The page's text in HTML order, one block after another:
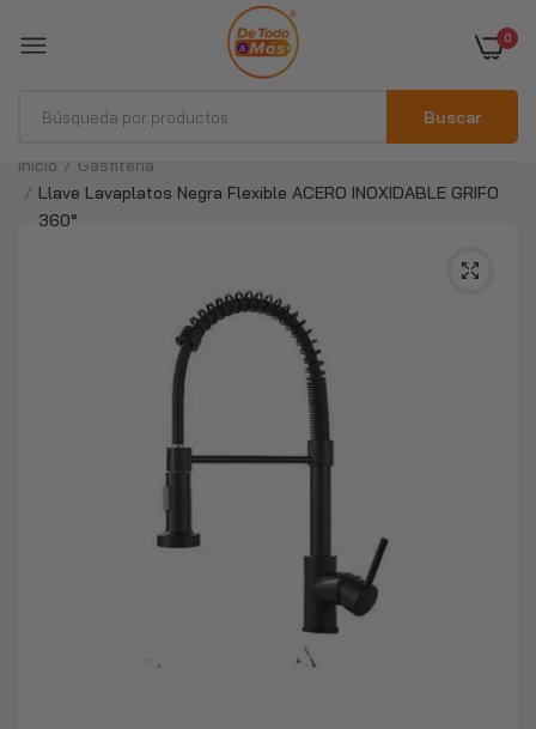
0
Buscar
Llave Monomando Vanitorio Acero Inoxidable
Negro Mate
Grifo Llave Lavaplatos Monomando Cocina
Extensible Triple
$36.990 $78.990
Llave Monomando Lavaplatos Profesional
$13.590
Inicio
Gasfitería
Llave Lavaplatos Negra Flexible ACERO INOXIDABLE GRIFO
360°